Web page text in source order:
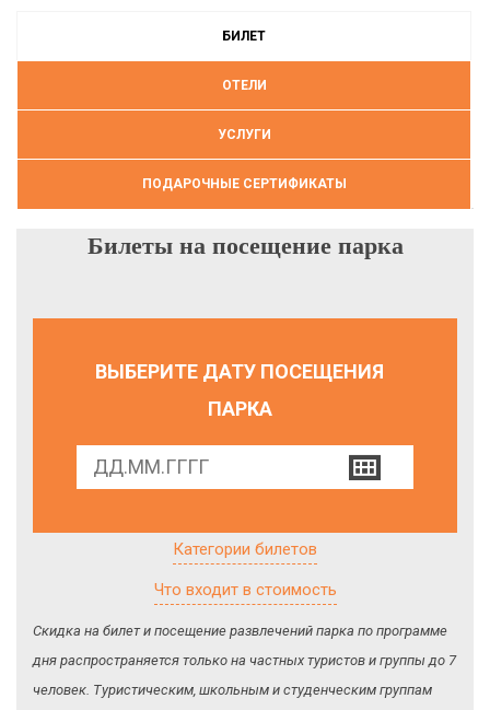
БИЛЕТ
ОТЕЛИ
УСЛУГИ
ПОДАРОЧНЫЕ СЕРТИФИКАТЫ
Билеты на посещение парка
ВЫБЕРИТЕ ДАТУ ПОСЕЩЕНИЯ
ПАРКА
Категории билетов
Что входит в стоимость
Скидка на билет и посещение развлечений парка по программе
дня распространяется только на частных туристов и группы до 7
человек. Туристическим, школьным и студенческим группам